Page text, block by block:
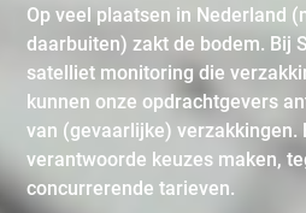
Op veel plaatsen in Nederland
daarbuiten) zakt de bodem. Bij
satelliet monitoring die
kunnen onze opdrachtgevers
van (gevaarlijke) verzakkingen.
verantwoorde keuzes maken,
concurrerende tarieven.